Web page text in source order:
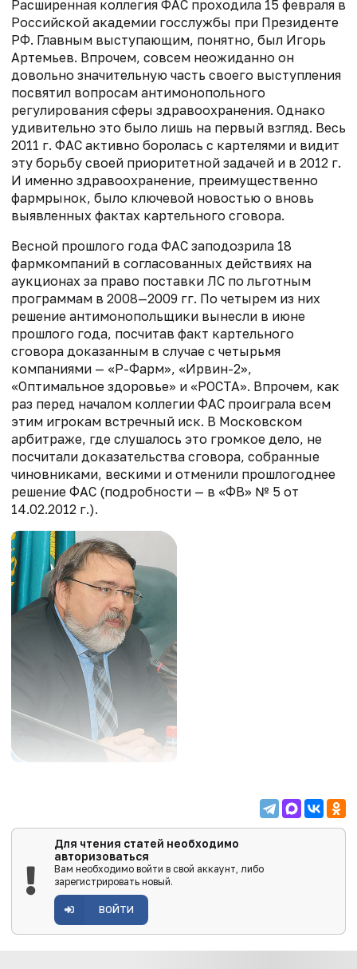
Расширенная коллегия ФАС проходила 15 февраля в
Российской академии госслужбы при Президенте
РФ. Главным выступающим, понятно, был Игорь
Артемьев. Впрочем, совсем неожиданно он
довольно значительную часть своего выступления
посвятил вопросам антимонопольного
регулирования сферы здравоохранения. Однако
удивительно это было лишь на первый взгляд. Весь
2011 г. ФАС активно боролась с картелями и видит
эту борьбу своей приоритетной задачей и в 2012 г.
И именно здравоохранение, преимущественно
фармрынок, было ключевой новостью о вновь
выявленных фактах картельного сговора.
Весной прошлого года ФАС заподоз­рила 18
фармкомпаний в согласованных действиях на
аукционах за право поставки ЛС по льготным
программам в 2008—2009 гг. По четырем из них
решение антимонопольщики вынесли в июне
прошлого года, посчитав факт картельного
сговора доказанным в случае с четырьмя
компаниями — «Р-Фарм», «Ирвин-2»,
«Оптимальное здоровье» и «РОСТА». Впрочем, как
раз перед началом коллегии ФАС проиграла всем
этим игрокам встречный иск. В Московском
арбитраже, где слушалось это громкое дело, не
посчитали доказательства сговора, собранные
чиновниками, вескими и отменили прошлогоднее
решение ФАС (подробности — в «ФВ» № 5 от
14.02.2012 г.).
Для чтения статей необходимо
авторизоваться
Вам необходимо войти в свой аккаунт, либо
зарегистрировать новый.
ВОЙТИ